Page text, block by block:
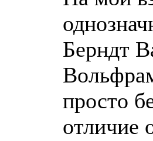
Берндт
просто
отличие